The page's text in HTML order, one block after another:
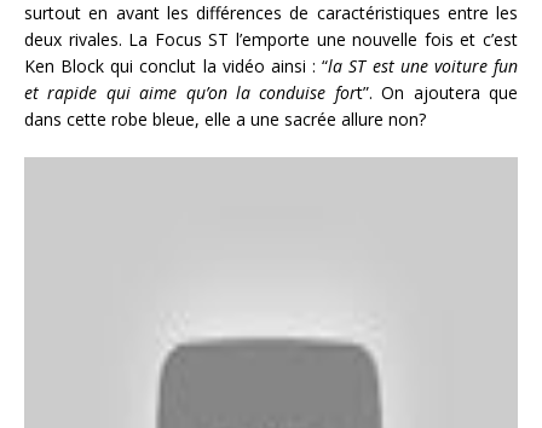
surtout en avant les différences de caractéristiques entre les
deux rivales. La Focus ST l’emporte une nouvelle fois et c’est
Ken Block qui conclut la vidéo ainsi : “la ST est une voiture fun
et rapide qui aime qu’on la conduise fort”. On ajoutera que
dans cette robe bleue, elle a une sacrée allure non?